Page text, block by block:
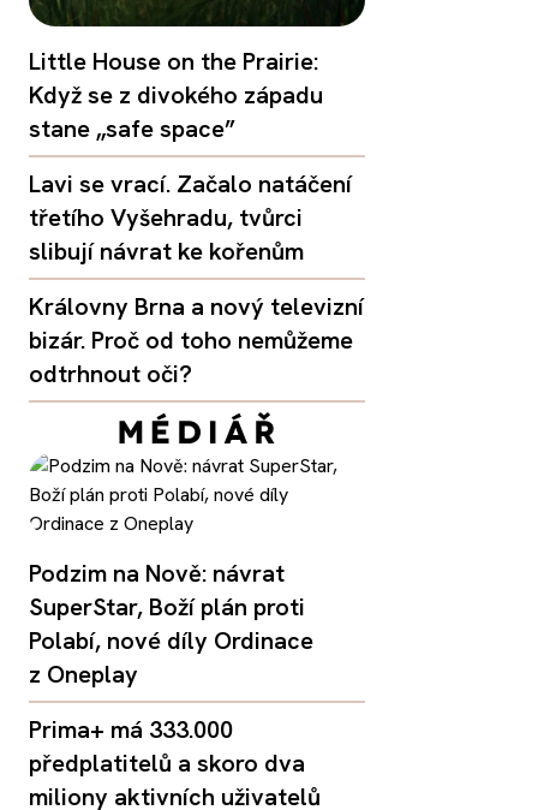
Little House on the Prairie:
Když se z divokého západu
stane „safe space”
Lavi se vrací. Začalo natáčení
třetího Vyšehradu, tvůrci
slibují návrat ke kořenům
Královny Brna a nový televizní
bizár. Proč od toho nemůžeme
odtrhnout oči?
Podzim na Nově: návrat
SuperStar, Boží plán proti
Polabí, nové díly Ordinace
z Oneplay
Prima+ má 333.000
předplatitelů a skoro dva
miliony aktivních uživatelů